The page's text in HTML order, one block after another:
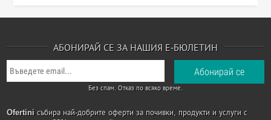
АБОНИРАЙ СЕ ЗА НАШИЯ Е-БЮЛЕТИН
Без спам. Отказ по всяко време.
Ofertini събира най-добрите оферти за почивки, продукти и услуги с